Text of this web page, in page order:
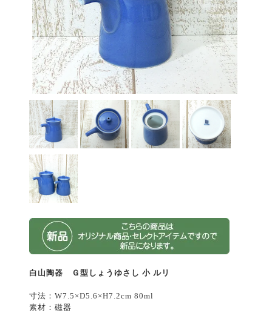
白山陶器 Ｇ型しょうゆさし 小 ルリ
寸法：W7.5×D5.6×H7.2cm 80ml
素材：磁器